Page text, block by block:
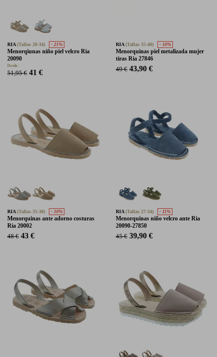
RIA(Tallas 20-34) - 21%
Menorqiunas niño piel velcro Ria
20090
Desde:
51,95 € 41 €
RIA(Tallas 35-40) - 10%
Menorquinas piel metalizada mujer
tiras Ria 27846
49 € 43,90 €
RIA(Tallas 35-38) - 10%
Menorquinas ante adorno costuras
Ria 20002
48 € 43 €
RIA(Tallas 27-34) - 11%
Menorquinas niño velcro ante Ria
20090-27850
45 € 39,90 €